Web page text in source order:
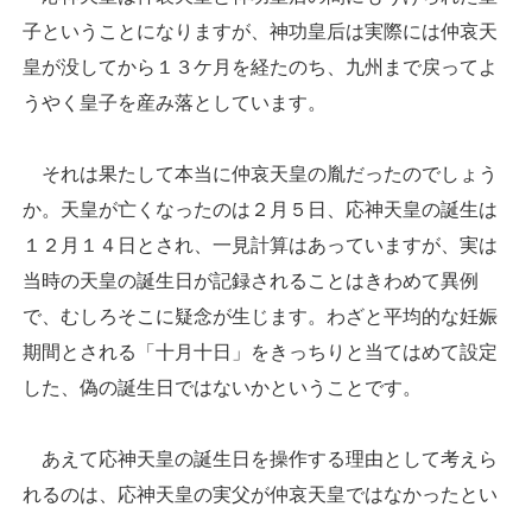
子ということになりますが、神功皇后は実際には仲哀天
皇が没してから１３ケ月を経たのち、九州まで戻ってよ
うやく皇子を産み落としています。
それは果たして本当に仲哀天皇の胤だったのでしょう
か。天皇が亡くなったのは２月５日、応神天皇の誕生は
１２月１４日とされ、一見計算はあっていますが、実は
当時の天皇の誕生日が記録されることはきわめて異例
で、むしろそこに疑念が生じます。わざと平均的な妊娠
期間とされる「十月十日」をきっちりと当てはめて設定
した、偽の誕生日ではないかということです。
あえて応神天皇の誕生日を操作する理由として考えら
れるのは、応神天皇の実父が仲哀天皇ではなかったとい